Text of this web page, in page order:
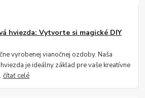
hviezda: Vytvorte si magické DIY
vyrobenej vianočnej ozdoby. Naša
je ideálny základ pre vaše kreatívne
čítať celé